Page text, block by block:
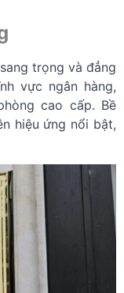
trọng và đẳng
vực ngân hàng,
cao cấp. Bề
hiệu ứng nổi bật,